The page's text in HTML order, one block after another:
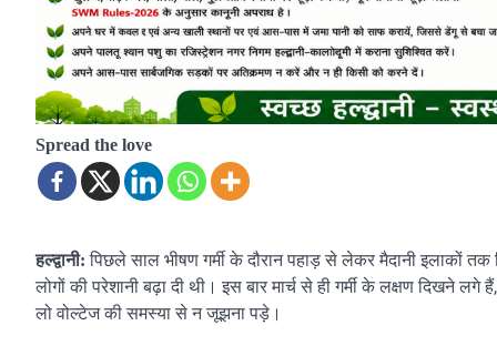
Spread the love
हल्द्वानी: पिछले साल भीषण गर्मी के दौरान पहाड़ से लेकर मैदानी इलाकों
लोगों की परेशानी बढ़ा दी थी। इस बार मार्च से ही गर्मी के लक्षण दिखने
लो वोल्टेज की समस्या से न जूझना पड़े।